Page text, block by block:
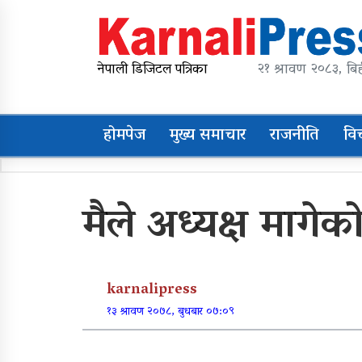
karnalipress
Online News Portal
नेपाली डिजिटल पत्रिका २१ श्रावण २०८३,
होमपेज मुख्य समाचार राजनीति
महावै गाउँपालिकाको
प्रशासकीय भवन शिलान्यास
व्यक्तिगत लगानीमा भगवान
शिवको मूर्ति स्थापना
मैले अध्यक्ष
karnalipress
१३ श्रावण २०७८, बुधबार ०७:०९